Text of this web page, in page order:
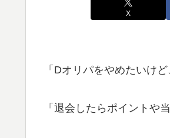
X
「Dオリパをやめたいけ
「退会したらポイントや